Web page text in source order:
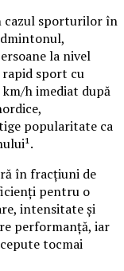
cazul sporturilor în
la nivel
sport cu
h imediat după
popularitate ca
în fracțiuni de
pentru o
intensitate și
performanță, iar
tocmai